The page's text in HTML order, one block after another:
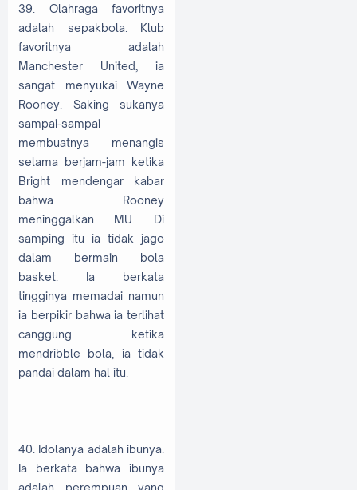
39. Olahraga favoritnya
adalah sepakbola. Klub
favoritnya adalah
Manchester United, ia
sangat menyukai Wayne
Rooney. Saking sukanya
sampai-sampai
membuatnya menangis
selama berjam-jam ketika
Bright mendengar kabar
bahwa Rooney
meninggalkan MU. Di
samping itu ia tidak jago
dalam bermain bola
basket. Ia berkata
tingginya memadai namun
ia berpikir bahwa ia terlihat
canggung ketika
mendribble bola, ia tidak
pandai dalam hal itu.
40. Idolanya adalah ibunya.
Ia berkata bahwa ibunya